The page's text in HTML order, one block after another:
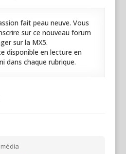
fait peau neuve. Vous
sur ce nouveau forum
sur la MX5.
disponible en lecture en
dans chaque rubrique.